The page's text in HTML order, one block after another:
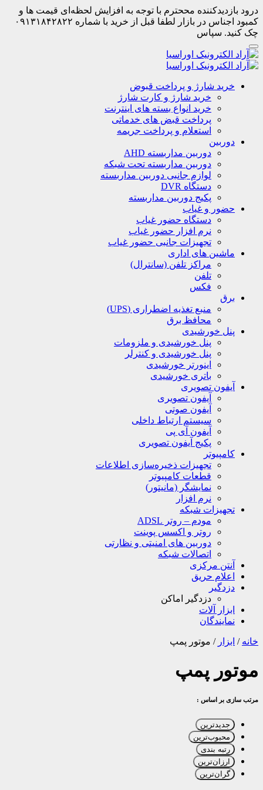
درود بازدیدکننده مححترم با توجه به افزایش لحظه‌ای قیمت ها و
کمبود اجناس در بازار لطفا قبل از خرید با شماره ۰۹۱۳۱۸۴۲۸۲۲
چک کنید. سپاس
خرید شارژ و پرداخت قبوض
خرید شارژ و کارت شارژ
خرید انواع بسته های اینترنت
پرداخت قبض های خدماتی
استعلام و پرداخت جریمه
دوربین
دوربین مداربسته AHD
دوربین مداربسته تحت شبکه
لوازم جانبی دوربین مداربسته
دستگاه DVR
پکیج دوربین مداربسته
حضور و غیاب
دستگاه حضور غیاب
نرم افزار حضور غیاب
تجهیزات جانبی حضور غیاب
ماشین های اداری
مراکز تلفن (سانترال)
تلفن
فکس
برق
منبع تغذیه اضطراری (UPS)
محافظ برق
پنل خورشیدی
پنل خورشیدی و ملزومات
پنل خورشیدی و کنترلر
اینورتر خورشیدی
باتری خورشیدی
آیفون تصویری
آیفون تصویری
آیفون صوتی
سیستم ارتباط داخلی
آیفون آی پی
پکیج آیفون تصویری
کامپیوتر
تجهیزات ذخیره‌سازی اطلاعات
قطعات کامپیوتر
نمایشگر (مانیتور)
نرم افزار
تجهیزات شبکه
مودم – روتر ADSL
روتر و اکسس پوینت
دوربین های امنیتی و نظارتی
اتصالات شبکه
آنتن مرکزی
اعلام حریق
دزدگیر
دزدگیر اماکن
ابزار آلات
نمایندگان
خانه / ابزار / موتور پمپ
موتور پمپ
مرتب سازی بر اساس :
جدیدترین
محبوب‌ترین
رتبه بندی
ارزان‌ترین
گران‌ترین